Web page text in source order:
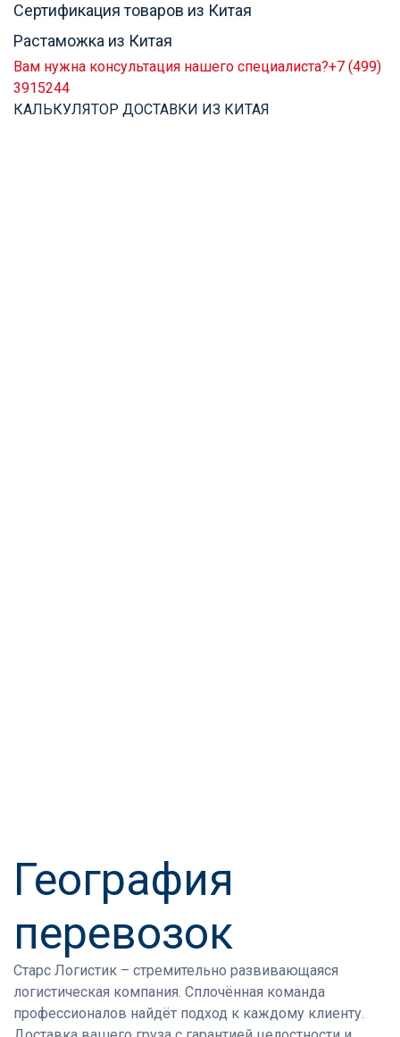
Сертификация товаров из Китая
Растаможка из Китая
Вам нужна консультация нашего специалиста?+7 (499)
3915244
КАЛЬКУЛЯТОР ДОСТАВКИ ИЗ КИТАЯ
География
перевозок
Старс Логистик – стремительно развивающаяся
логистическая компания. Сплочённая команда
профессионалов найдёт подход к каждому клиенту.